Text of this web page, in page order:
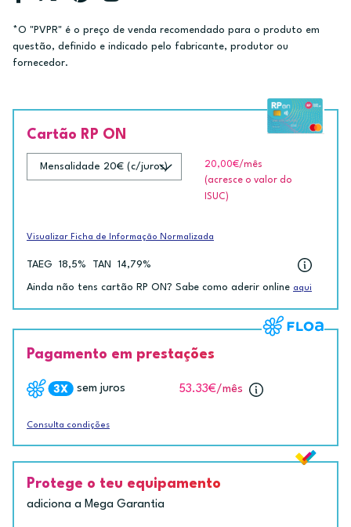
*O "PVPR" é o preço de venda recomendado para o produto em
questão, definido e indicado pelo fabricante, produtor ou
fornecedor.
Cartão RP ON
20,00€/mês
(acresce o valor do
ISUC)
Visualizar Ficha de Informação Normalizada
TAEG 18,5% TAN 14,79%
Ainda não tens cartão RP ON? Sabe como aderir online aqui
Pagamento em prestações
sem juros 53.33€/mês
Consulta condições
Protege o teu equipamento
adiciona a Mega Garantia